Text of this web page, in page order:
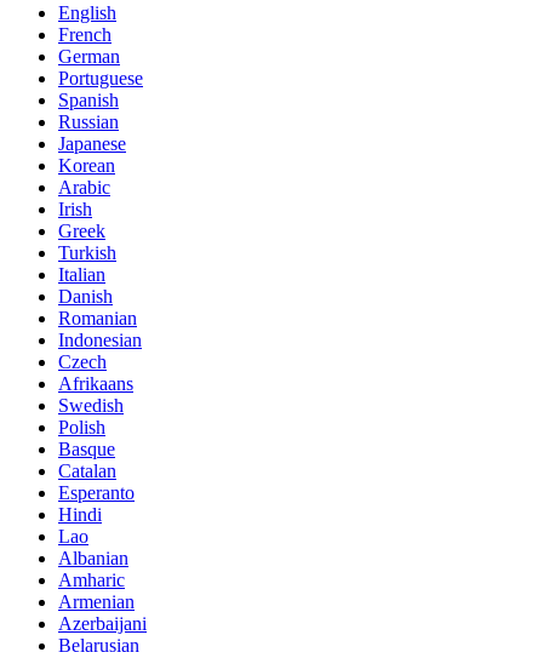
English
French
German
Portuguese
Spanish
Russian
Japanese
Korean
Arabic
Irish
Greek
Turkish
Italian
Danish
Romanian
Indonesian
Czech
Afrikaans
Swedish
Polish
Basque
Catalan
Esperanto
Hindi
Lao
Albanian
Amharic
Armenian
Azerbaijani
Belarusian